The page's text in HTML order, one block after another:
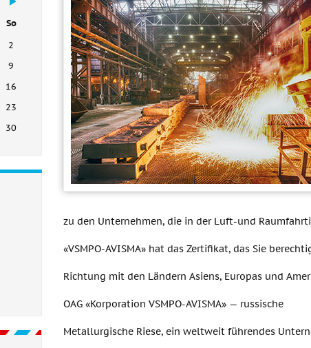
So
2
9
16
23
30
zu den Unternehmen, die in der Luft-und
«VSMPO-AVISMA» hat das Zertifikat, das Sie
Richtung mit den Ländern Asiens, Europas und
OAG «Korporation VSMPO-AVISMA» — russische
Metallurgische Riese, ein weltweit führendes